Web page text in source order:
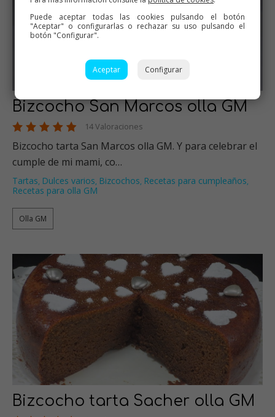
Bizcocho San Marcos olla GM
14 Valoraciones
Bizcocho tarta San Marcos olla GM. Y para celebrar el
cumple de mi mami, co…
Tartas, Dulces varios, Bizcochos, Recetas para cumpleaños,
Recetas para olla GM
Olla GM
Bizcocho tarta Sacher olla GM
Puede aceptar todas las cookies pulsando el botón
"Aceptar" o configurarlas o rechazar su uso pulsando el
botón "Configurar".
Aceptar Configurar